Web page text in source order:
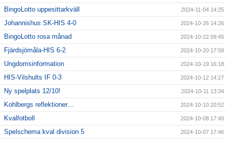
BingoLotto uppesittarkväll 2024-11-04 14:25
Johannishus SK-HIS 4-0 2024-10-26 14:26
BingoLotto rosa månad 2024-10-22 09:45
Fjärdsjömåla-HIS 6-2 2024-10-20 17:58
Ungdomsinformation 2024-10-19 16:18
HIS-Vilshults IF 0-3 2024-10-12 14:27
Ny spelplats 12/10! 2024-10-11 13:34
Kohlbergs reflektioner… 2024-10-10 20:52
Kvalfotboll 2024-10-08 17:40
Spelschema kval division 5 2024-10-07 17:46